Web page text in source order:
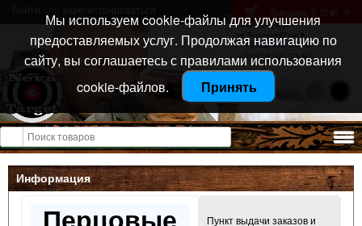
Санкт-Петербург
ул. Тележная 37 лит А
+7 (911) 021-04-08
+7 (812) 921-73-50
Товаров: 0 (0 p )
Открыть меню
Информация
Пункт выдачи заказов и
Мы используем cookie-файлы для улучшения
предоставляемых услуг. Продолжая навигацию по
сайту, вы соглашаетесь с правилами использования
cookie-файлов.
Принять